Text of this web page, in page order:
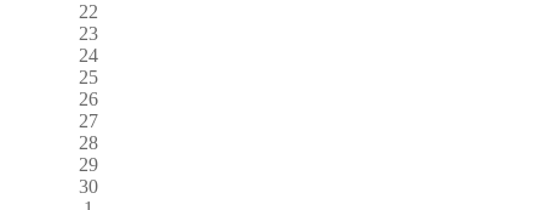
22
23
24
25
26
27
28
29
30